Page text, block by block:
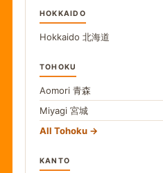
HOKKAIDO
Hokkaido 北海道
TOHOKU
Aomori 青森
Miyagi 宮城
All Tohoku
KANTO